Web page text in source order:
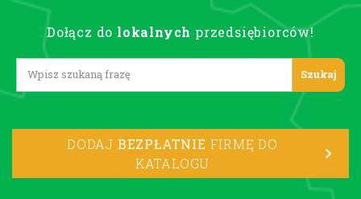
Dołącz do lokalnych przedsiębiorców!
Lorem ipsum
DODAJ BEZPŁATNIE FIRMĘ DO
KATALOGU